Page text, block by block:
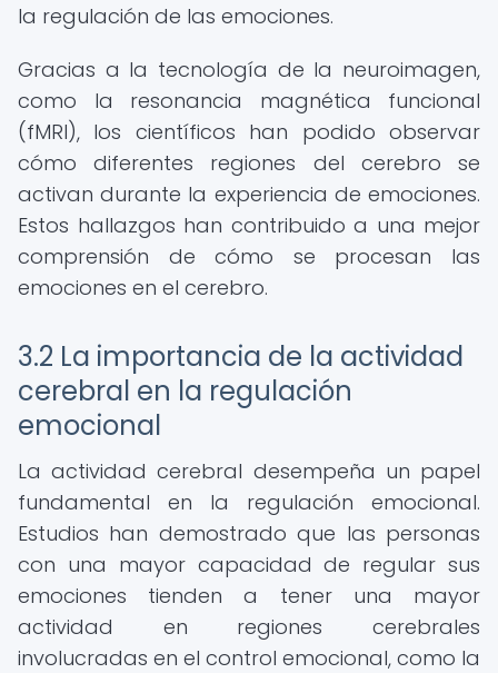
la regulación de las emociones.
Gracias a la tecnología de la neuroimagen,
como la resonancia magnética funcional
(fMRI), los científicos han podido observar
cómo diferentes regiones del cerebro se
activan durante la experiencia de emociones.
Estos hallazgos han contribuido a una mejor
comprensión de cómo se procesan las
emociones en el cerebro.
3.2 La importancia de la actividad
cerebral en la regulación
emocional
La actividad cerebral desempeña un papel
fundamental en la regulación emocional.
Estudios han demostrado que las personas
con una mayor capacidad de regular sus
emociones tienden a tener una mayor
actividad en regiones cerebrales
involucradas en el control emocional, como la